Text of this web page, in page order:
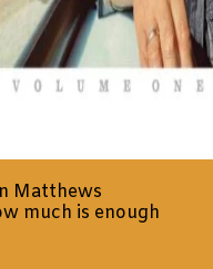
Matthews
much is enough